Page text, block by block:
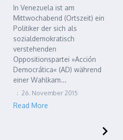
In Venezuela ist am
Mittwochabend (Ortszeit) ein
Politiker der sich als
sozialdemokratisch
verstehenden
Oppositionspartei »Acción
Democrática« (AD) während
einer Wahlkam...
26. November 2015
Read More